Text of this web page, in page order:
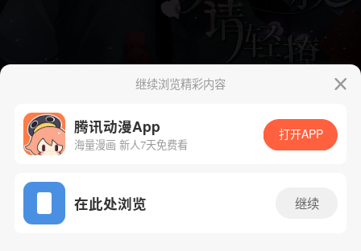
App免费看
下一话 腾漫App免费看
继续浏览精彩内容
腾讯动漫App
海量漫画 新人7天免费看
打开APP
在此处浏览 继续